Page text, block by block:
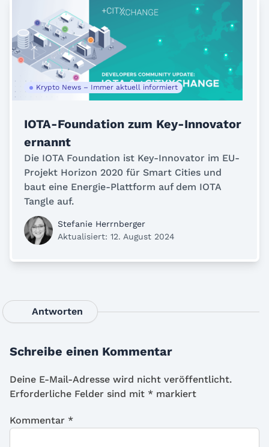
Krypto News – Immer aktuell informiert
IOTA-Foundation zum Key-Innovator
ernannt
Die IOTA Foundation ist Key-Innovator im EU-
Projekt Horizon 2020 für Smart Cities und
baut eine Energie-Plattform auf dem IOTA
Tangle auf.
Stefanie Herrnberger
Aktualisiert: 12. August 2024
Antworten
Schreibe einen Kommentar
Deine E-Mail-Adresse wird nicht veröffentlicht.
Erforderliche Felder sind mit * markiert
Kommentar *